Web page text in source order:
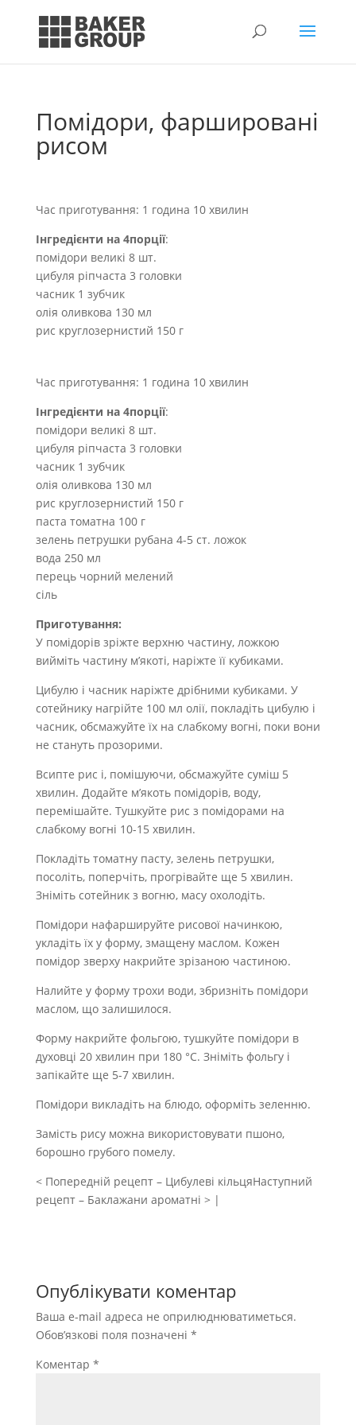
Помідори, фаршировані
рисом
Час приготування: 1 година 10 хвилин
Інгредієнти на 4порції:
помідори великі 8 шт.
цибуля ріпчаста 3 головки
часник 1 зубчик
олія оливкова 130 мл
рис круглозернистий 150 г
Час приготування: 1 година 10 хвилин
Інгредієнти на 4порції:
помідори великі 8 шт.
цибуля ріпчаста 3 головки
часник 1 зубчик
олія оливкова 130 мл
рис круглозернистий 150 г
паста томатна 100 г
зелень петрушки рубана 4-5 ст. ложок
вода 250 мл
перець чорний мелений
сіль
Приготування:
У помідорів зріжте верхню частину, ложкою
вийміть частину м’якоті, наріжте її кубиками.
Цибулю і часник наріжте дрібними кубиками. У
сотейнику нагрійте 100 мл олії, покладіть цибулю і
часник, обсмажуйте їх на слабкому вогні, поки вони
не стануть прозорими.
Всипте рис і, помішуючи, обсмажуйте суміш 5
хвилин. Додайте м’якоть помідорів, воду,
перемішайте. Тушкуйте рис з помідорами на
слабкому вогні 10-15 хвилин.
Покладіть томатну пасту, зелень петрушки,
посоліть, поперчіть, прогрівайте ще 5 хвилин.
Зніміть сотейник з вогню, масу охолодіть.
Помідори нафаршируйте рисової начинкою,
укладіть їх у форму, змащену маслом. Кожен
помідор зверху накрийте зрізаною частиною.
Налийте у форму трохи води, збризніть помідори
маслом, що залишилося.
Форму накрийте фольгою, тушкуйте помідори в
духовці 20 хвилин при 180 °С. Зніміть фольгу і
запікайте ще 5-7 хвилин.
Помідори викладіть на блюдо, оформіть зеленню.
Замість рису можна використовувати пшоно,
борошно грубого помелу.
< Попередній рецепт – Цибулеві кільцяНаступний
рецепт – Баклажани ароматні > |
Опублікувати коментар
Ваша e-mail адреса не оприлюднюватиметься.
Обов’язкові поля позначені *
Коментар *